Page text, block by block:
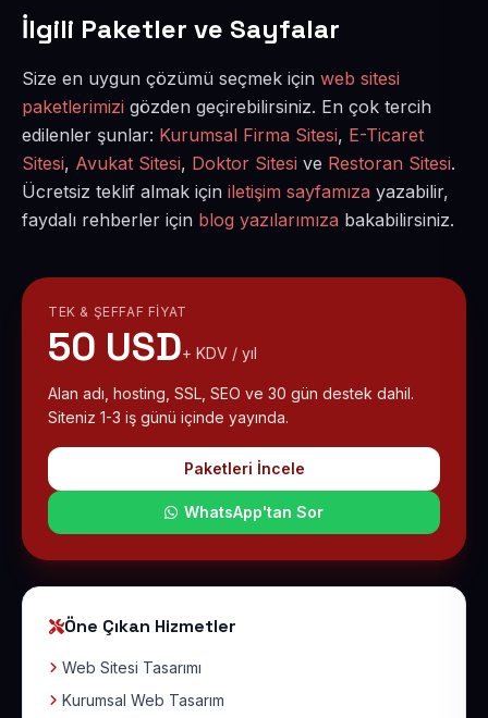
İlgili Paketler ve Sayfalar
Size en uygun çözümü seçmek için web sitesi
paketlerimizi gözden geçirebilirsiniz. En çok tercih
edilenler şunlar: Kurumsal Firma Sitesi, E-Ticaret
Sitesi, Avukat Sitesi, Doktor Sitesi ve Restoran Sitesi.
Ücretsiz teklif almak için iletişim sayfamıza yazabilir,
faydalı rehberler için blog yazılarımıza bakabilirsiniz.
TEK & ŞEFFAF FIYAT
50 USD+ KDV / yıl
Alan adı, hosting, SSL, SEO ve 30 gün destek dahil.
Siteniz 1-3 iş günü içinde yayında.
Paketleri İncele
WhatsApp'tan Sor
Öne Çıkan Hizmetler
Web Sitesi Tasarımı
Kurumsal Web Tasarım